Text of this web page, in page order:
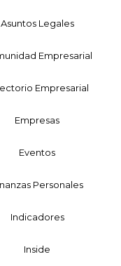
Asuntos Legales
Empresarial
Empresarial
Empresas
Eventos
Personales
Indicadores
Inside